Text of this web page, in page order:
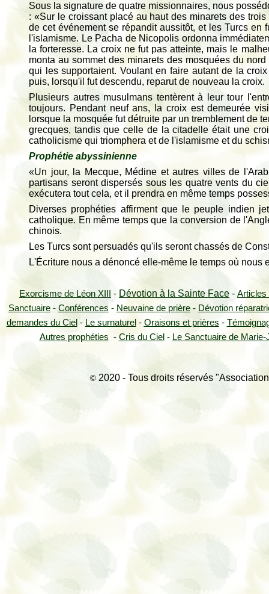
Sous la signature de quatre missionnaires, nous
: «Sur le croissant placé au haut des minarets des
de cet événement se répandit aussitôt, et les Turcs
l'islamisme. Le Pacha de Nicopolis ordonna
la forteresse. La croix ne fut pas atteinte, mais le
monta au sommet des minarets des mosquées du
qui les supportaient. Voulant en faire autant de la
puis, lorsqu'il fut descendu, reparut de nouveau la croix.
Plusieurs autres musulmans tentèrent à leur tour
toujours. Pendant neuf ans, la croix est demeurée
lorsque la mosquée fut détruite par un tremblement de
grecques, tandis que celle de la citadelle était une
catholicisme qui triomphera et de l'islamisme et du
Prophétie abyssinienne
«Un jour, la Mecque, Médine et autres villes de
partisans seront dispersés sous les quatre vents du
exécutera tout cela, et il prendra en même temps
Diverses prophéties affirment que le peuple indien
catholique. En même temps que la conversion de
chinois.
Les Turcs sont persuadés qu'ils seront chassés de
L'Écriture nous a dénoncé elle-même le temps où
Exorcisme de Léon XIII - Dévotion à la Sainte Face - Articles
Sanctuaire - Conférences - Neuvaine de prière - Dévotion
demandes du Ciel - Le surnaturel - Oraisons et prières -
Autres prophéties - Cris du Ciel - Le Sanctuaire de Marie-
© 2020 - Tous droits réservés